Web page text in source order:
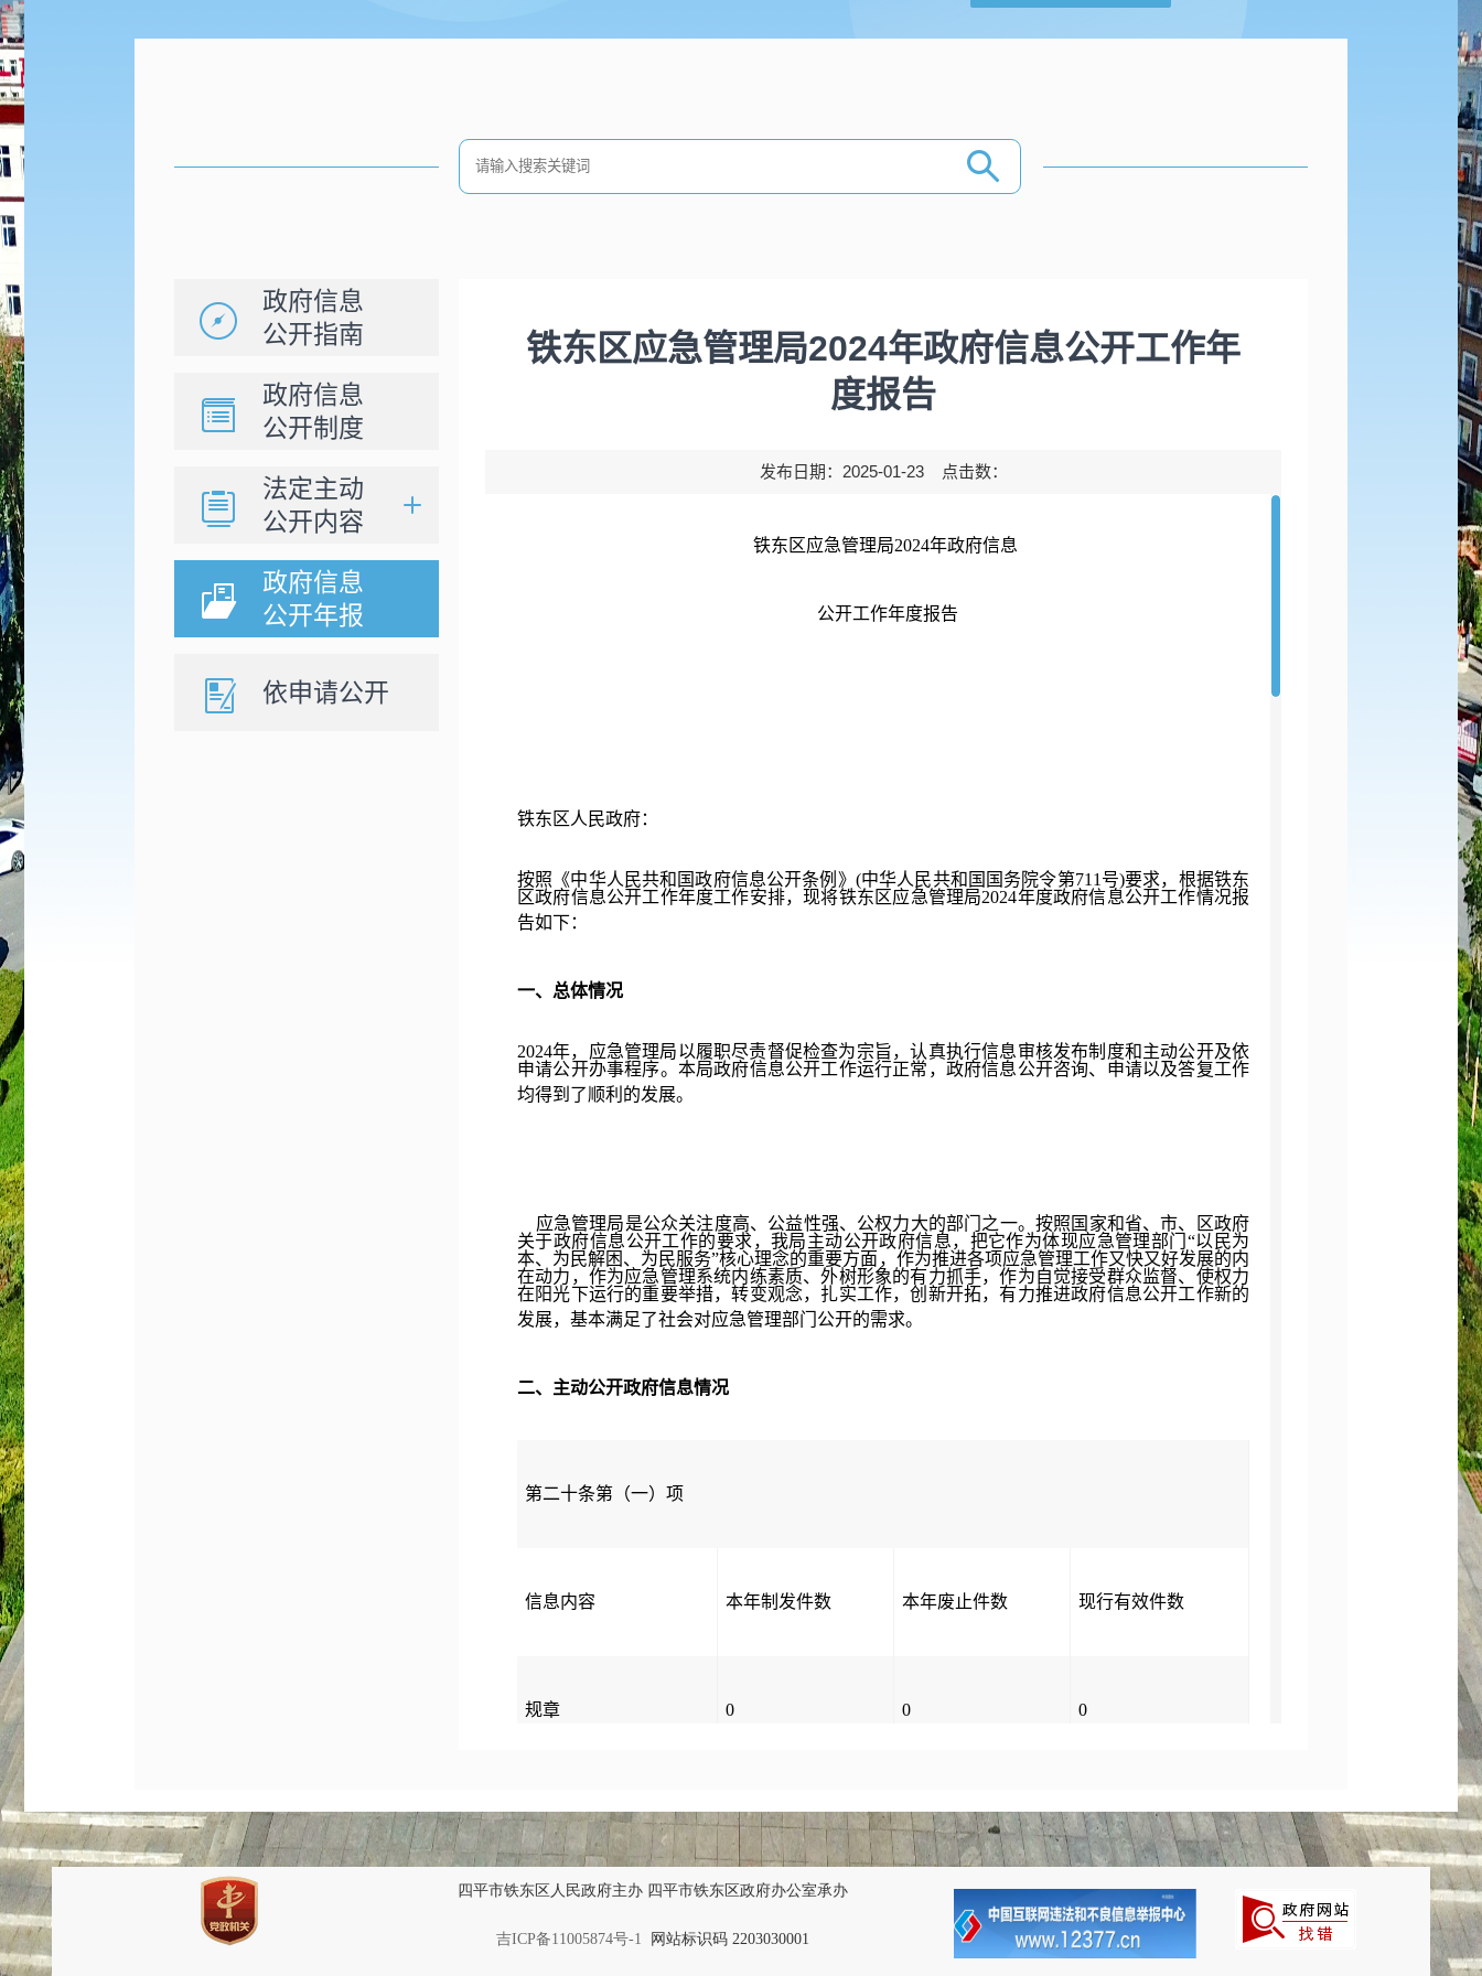
政府信息
公开指南
政府信息
公开制度
法定主动
公开内容
政府信息
公开年报
依申请公开
铁东区应急管理局2024年政府信息公开工作年
度报告
发布日期：2025-01-23 点击数：
铁东区应急管理局2024年政府信息
公开工作年度报告
铁东区人民政府：
按照《中华人民共和国政府信息公开条例》 (中华人民共和国国务院令第711 号)要求，根据铁东
区政府信息公开工作年度工作安排，现将铁东区应急管理局2024年度政府信息公开工作情况报
告如下：
一、 总体情况
2024年，应急管理局以履职尽责督促检查为宗旨，认真执行信息审核发布制度和主动公开及依
申请公开办事程序。本局政府信息公开工作运行正常，政府信息公开咨询、申请以及答复工作
均得到了顺利的发展。
应急管理局是公众关注度高、公益性强、公权力大的部门之一。按照国家和省、市、区政府
关于政府信息公开工作的要求，我局主动公开政府信息，把它作为体现应急管理部门“以民为
本、为民解困、为民服务”核心理念的重要方面，作为推进各项应急管理工作又快又好发展的内
在动力，作为应急管理系统内练素质、外树形象的有力抓手，作为自觉接受群众监督、使权力
在阳光下运行的重要举措，转变观念，扎实工作，创新开拓，有力推进政府信息公开工作新的
发展，基本满足了社会对应急管理部门公开的需求。
二、 主动公开政府信息情况
第二十条第（一）项
信息内容 本年制发件数 本年废止件数 现行有效件数
规章 0 0 0
行政规范性文件 0 0 0